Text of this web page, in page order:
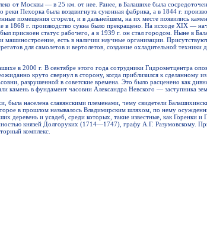
от Москвы — в 25 км. от нее. Ранее, в Балашихе была
Пехорка была воздвигнута суконная фабрика, а в 1844 г.
помещения сгорели, и в дальнейшем, на их месте появились
в 1868 г. производство сукна было прекращено. На исходе XIX —
присвоен статус рабочего, а в 1939 г. он стал городом. Ныне в
машиностроение, есть в наличии научные организации.
для самолетов и вертолетов, создание охладительной техники
в 2000 г. В сентябре этого года сотрудники Гидрометцентра
круто свернул в сторону, когда приблизился к сделанному
разрушенной в советские времена. Это было расценено как
камень в фундамент часовни Александра Невского — заступника
была населена славянскими племенами, чему свидетели
в прошлом называлось Владимирским шляхом, по нему
деревень и усадеб, среди которых, такие известные, как Горенки и
князей Долгоруких (1714—1747), графу А.Г. Разумовскому.
комплекс.